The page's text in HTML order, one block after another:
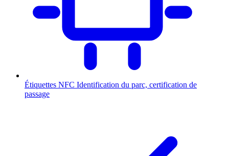
Étiquettes NFC Identification du parc, certification de
passage